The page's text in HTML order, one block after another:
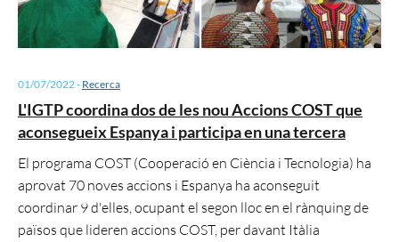
01/07/2022- Recerca
L'IGTP coordina dos de les nou Accions COST que
aconsegueix Espanya i participa en una tercera
El programa COST (Cooperació en Ciència i Tecnologia) ha
aprovat 70 noves accions i Espanya ha aconseguit
coordinar 9 d'elles, ocupant el segon lloc en el rànquing de
països que lideren accions COST, per davant Itàlia